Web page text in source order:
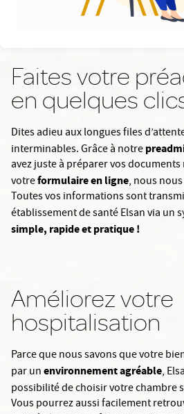
Faites votre
en quelques
Dites adieu aux longues files
interminables. Grâce à notre
avez juste à préparer vos
votreformulaire en ligne, nous
Toutes vos informations sont
établissement de santé Elsan via un
simple, rapide et pratique !
Améliorez votre
hospitalisation
Parce que nous savons que votre
par unenvironnement agréable,
possibilité de choisir votre chambre
Vous pourrez aussi facilement